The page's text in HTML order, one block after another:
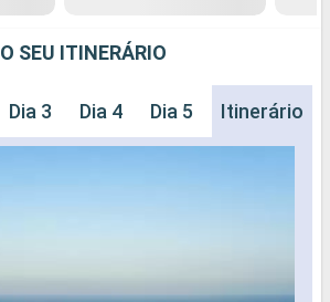
O SEU ITINERÁRIO
Dia 3 Dia 4 Dia 5 Dia 6 Dia
Itinerário